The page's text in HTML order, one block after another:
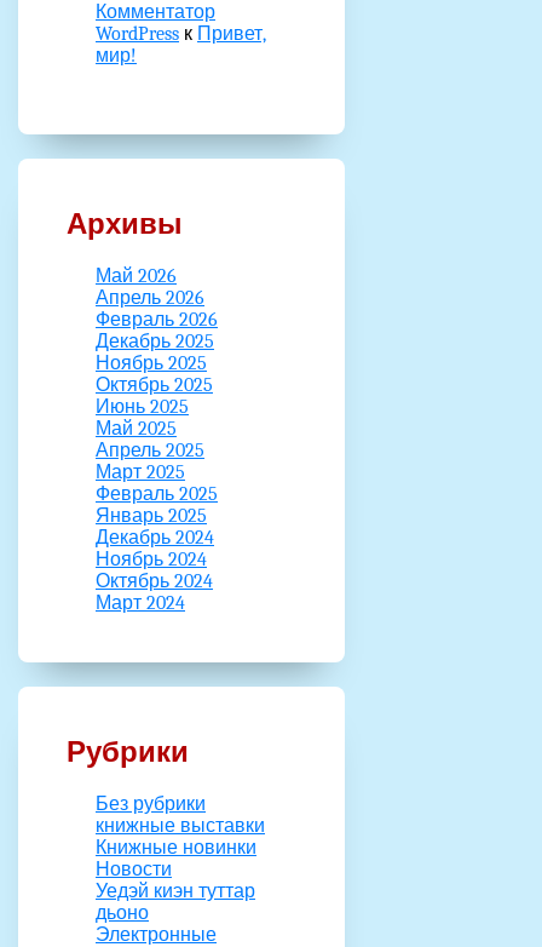
Комментатор
WordPress к Привет,
мир!
Архивы
Май 2026
Апрель 2026
Февраль 2026
Декабрь 2025
Ноябрь 2025
Октябрь 2025
Июнь 2025
Май 2025
Апрель 2025
Март 2025
Февраль 2025
Январь 2025
Декабрь 2024
Ноябрь 2024
Октябрь 2024
Март 2024
Рубрики
Без рубрики
книжные выставки
Книжные новинки
Новости
Уедэй киэн туттар
дьоно
Электронные